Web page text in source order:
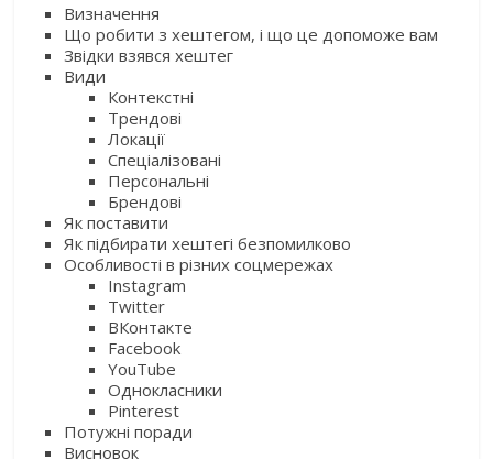
Визначення
Що робити з хештегом, і що це допоможе вам
Звідки взявся хештег
Види
Контекстні
Трендові
Локації
Спеціалізовані
Персональні
Брендові
Як поставити
Як підбирати хештегі безпомилково
Особливості в різних соцмережах
Instagram
Twitter
ВКонтакте
Facebook
YouTube
Однокласники
Pinterest
Потужні поради
Висновок